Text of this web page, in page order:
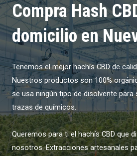
Compra Hash
domicilio en
Tenemos el mejor hachís CBD de
Nuestros productos son 100%
se usa ningún tipo de disolvente para
trazas de químicos.
Queremos para ti el hachís CBD que
nosotros. Extracciones artesanales